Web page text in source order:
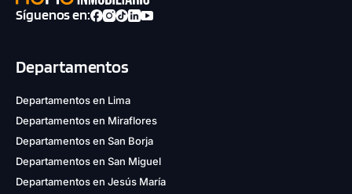
Síguenos en:
Departamentos
Departamentos en Lima
Departamentos en Miraflores
Departamentos en San Borja
Departamentos en San Miguel
Departamentos en Jesús María